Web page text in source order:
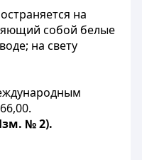
на
собой белые
на свету
№ 2).